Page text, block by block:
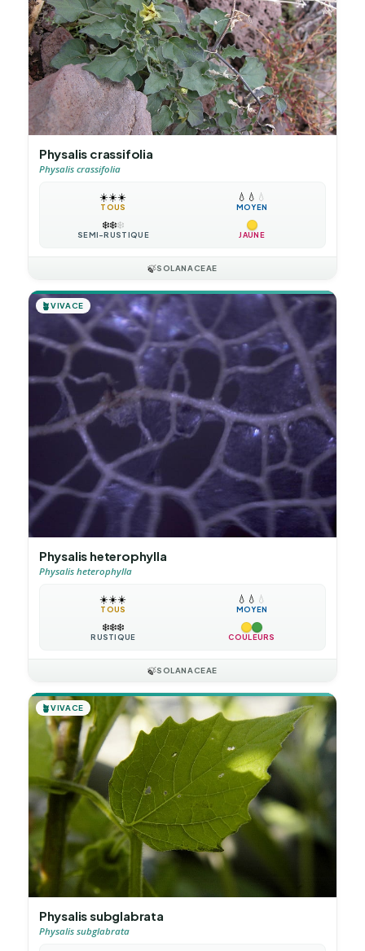
Physalis crassifolia
Physalis crassifolia
☀️☀️☀️
TOUS
💧 💧 💧
MOYEN
❄️❄️❄️
SEMI-RUSTIQUE JAUNE
🍃SOLANACEAE
🪴VIVACE
Physalis heterophylla
Physalis heterophylla
☀️☀️☀️
TOUS
💧 💧 💧
MOYEN
❄️❄️❄️
RUSTIQUE COULEURS
🍃SOLANACEAE
🪴VIVACE
Physalis subglabrata
Physalis subglabrata